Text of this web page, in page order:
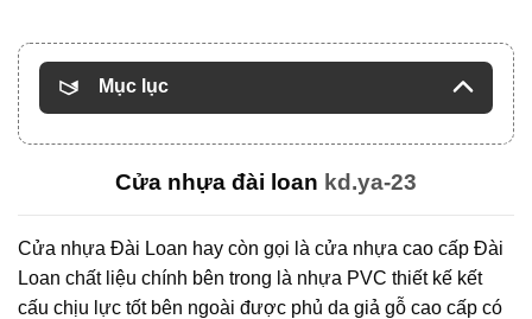
Mục lục
Cửa nhựa đài loan kd.ya-23
Cửa nhựa Đài Loan hay còn gọi là cửa nhựa cao cấp Đài
Loan chất liệu chính bên trong là nhựa PVC thiết kế kết
cấu chịu lực tốt bên ngoài được phủ da giả gỗ cao cấp có